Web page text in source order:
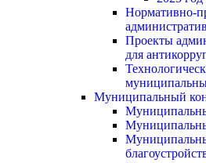
Нормативно-
Проекты
для
Муниципальный